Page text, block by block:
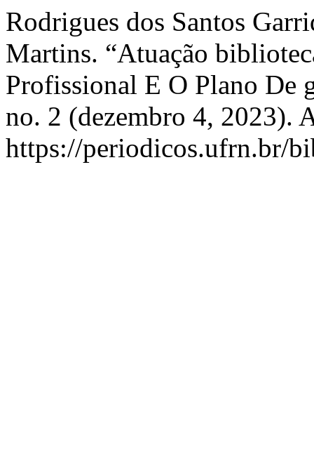
Rodrigues dos Santos
Martins. “Atuação
Profissional E O Plano De
no. 2 (dezembro 4, 2023).
https://periodicos.ufrn.br/